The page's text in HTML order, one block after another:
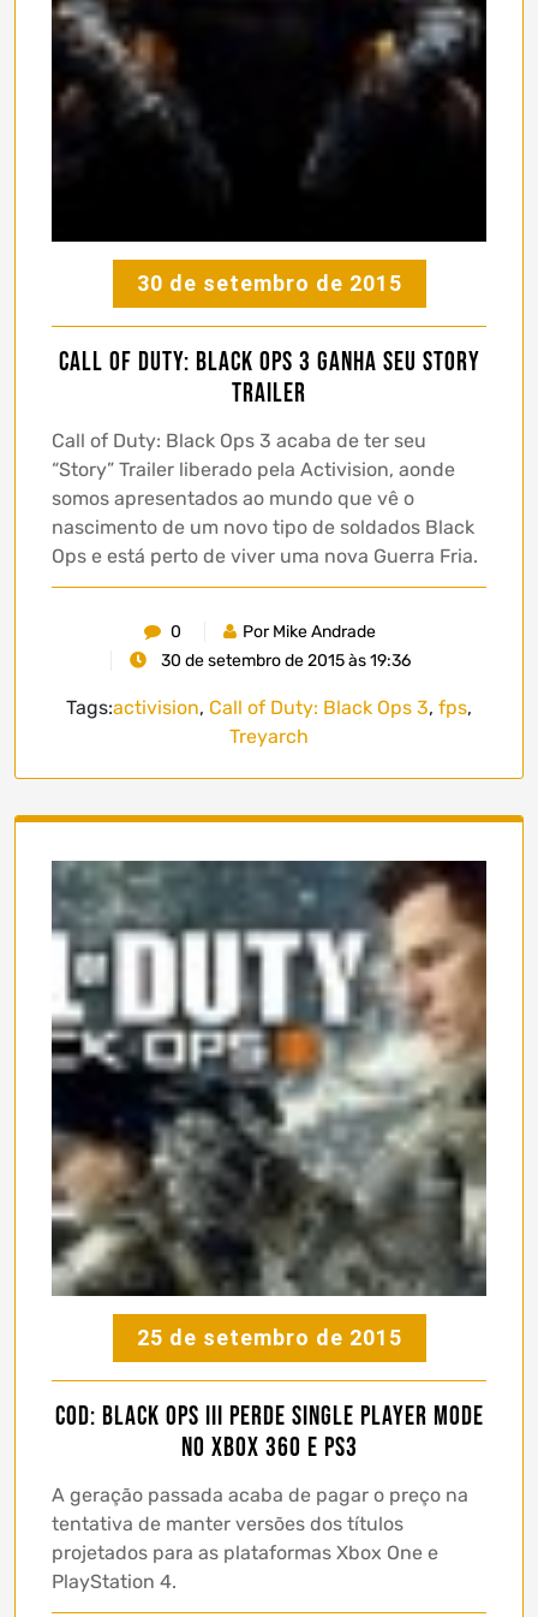
30 de setembro de 2015
Call of Duty: Black Ops 3 ganha seu Story
Trailer
Call of Duty: Black Ops 3 acaba de ter seu
“Story” Trailer liberado pela Activision, aonde
somos apresentados ao mundo que vê o
nascimento de um novo tipo de soldados Black
Ops e está perto de viver uma nova Guerra Fria.
0
Por Mike Andrade
30 de setembro de 2015 às 19:36
Tags:activision, Call of Duty: Black Ops 3, fps,
Treyarch
25 de setembro de 2015
CoD: Black Ops III perde single player mode
no Xbox 360 e PS3
A geração passada acaba de pagar o preço na
tentativa de manter versões dos títulos
projetados para as plataformas Xbox One e
PlayStation 4.